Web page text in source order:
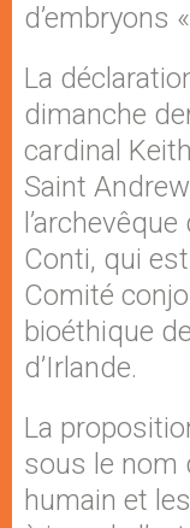
d’embryons
La
dimanche
cardinal
Saint
Conti, qui
Comité
bioéthique
d’Irlande.
La
sous le nom
humain et